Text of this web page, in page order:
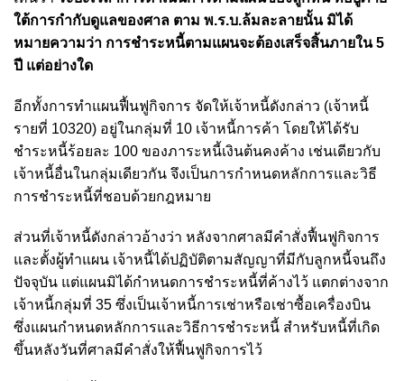
ใต้การกำกับดูแลของศาล ตาม พ.ร.บ.ล้มละลายนั้น มิได้
หมายความว่า การชำระหนี้ตามแผนจะต้องเสร็จสิ้นภายใน 5
ปี แต่อย่างใด
อีกทั้งการทำแผนฟื้นฟูกิจการ จัดให้เจ้าหนี้ดังกล่าว (เจ้าหนี้
รายที่ 10320) อยู่ในกลุ่มที่ 10 เจ้าหนี้การค้า โดยให้ได้รับ
ชำระหนี้ร้อยละ 100 ของภาระหนี้เงินต้นคงค้าง เช่นเดียวกับ
เจ้าหนี้อื่นในกลุ่มเดียวกัน จึงเป็นการกำหนดหลักการและวิธี
การชำระหนี้ที่ชอบด้วยกฎหมาย
ส่วนที่เจ้าหนี้ดังกล่าวอ้างว่า หลังจากศาลมีคำสั่งฟื้นฟูกิจการ
และตั้งผู้ทำแผน เจ้าหนี้ได้ปฏิบัติตามสัญญาที่มีกับลูกหนี้จนถึง
ปัจจุบัน แต่แผนมิได้กำหนดการชำระหนี้ที่ค้างไว้ แตกต่างจาก
เจ้าหนี้กลุ่มที่ 35 ซึ่งเป็นเจ้าหนี้การเช่าหรือเช่าซื้อเครื่องบิน
ซึ่งแผนกำหนดหลักการและวิธีการชำระหนี้ สำหรับหนี้ที่เกิด
ขึ้นหลังวันที่ศาลมีคำสั่งให้ฟื้นฟูกิจการไว้